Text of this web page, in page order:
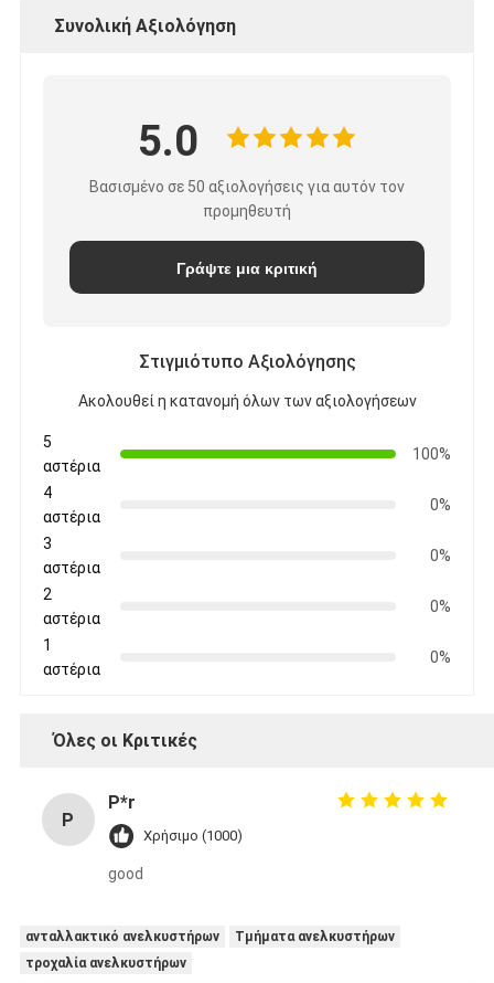
Συνολική Αξιολόγηση
5.0
Βασισμένο σε 50 αξιολογήσεις για αυτόν τον
προμηθευτή
Γράψτε μια κριτική
Στιγμιότυπο Αξιολόγησης
Ακολουθεί η κατανομή όλων των αξιολογήσεων
5
αστέρια
100%
4
αστέρια
0%
3
αστέρια
0%
2
αστέρια
0%
1
αστέρια
0%
Όλες οι Κριτικές
P
P*r
Χρήσιμο (1000)
good
ανταλλακτικό ανελκυστήρων
Τμήματα ανελκυστήρων
τροχαλία ανελκυστήρων